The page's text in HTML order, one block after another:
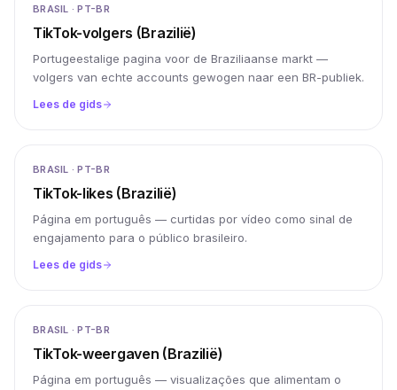
BRASIL · PT-BR
TikTok-volgers (Brazilië)
Portugeestalige pagina voor de Braziliaanse markt —
volgers van echte accounts gewogen naar een BR-publiek.
Lees de gids
BRASIL · PT-BR
TikTok-likes (Brazilië)
Página em português — curtidas por vídeo como sinal de
engajamento para o público brasileiro.
Lees de gids
BRASIL · PT-BR
TikTok-weergaven (Brazilië)
Página em português — visualizações que alimentam o